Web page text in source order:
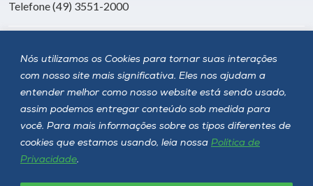
Nós utilizamos os Cookies para tornar suas interações
com nosso site mais significativa. Eles nos ajudam a
entender melhor como nosso website está sendo usado,
assim podemos entregar conteúdo sob medida para
você. Para mais informações sobre os tipos diferentes de
cookies que estamos usando, leia nossa Política de
Privacidade.
Telefone (49) 3551-2000
Siga a Unoesc